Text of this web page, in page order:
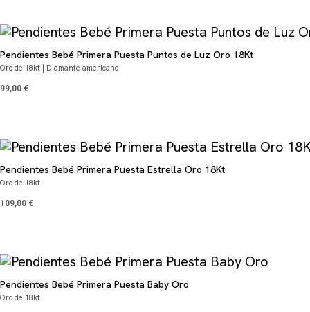
Pendientes Bebé Primera Puesta Puntos de Luz Oro 18Kt
Oro de 18kt | Diamante americano
99,00 €
Pendientes Bebé Primera Puesta Estrella Oro 18Kt
Oro de 18kt
109,00 €
Pendientes Bebé Primera Puesta Baby Oro
Oro de 18kt